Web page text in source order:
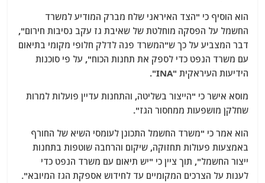
הוא הוסיף כי "הצד האיראני שלח מברק המודיע למשרד
החשמל על הפסקה מוחלטת של שאיבת גז עקב נסיבות חירום",
דבר המצביע על כך ש"המשרד פנה לדלק חלופי מקומי בתיאום
עם משרד הנפט כדי לספק את תחנות הכוח", על פי סוכנות
הידיעות העיראקית "INA".
מוסא אישר כי "הייצור בשליטה, והתחנות עדיין פועלות למרות
שחלקן מושפעות ממחסור הגז".
הוא אמר כי "משרד החשמל התכונן לעומסי השיא של החורף
באמצעות פעולות תחזוקה, שיקום והרחבה שוטפות בתחנות
ייצור החשמל", תוך ציין כי "יש תיאום עם משרד הנפט כדי
לענות על הצרכים המקומיים עד לחידוש אספקת הגז המיובא".